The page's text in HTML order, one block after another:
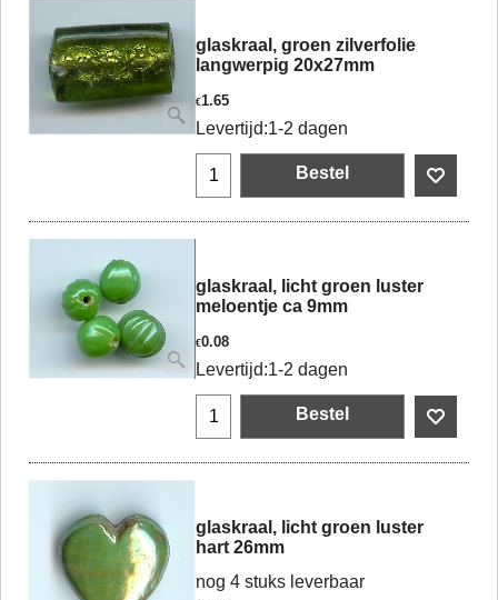
glaskraal, groen zilverfolie
langwerpig 20x27mm
€1.65
Levertijd:1-2 dagen
Bestel
glaskraal, licht groen luster
meloentje ca 9mm
€0.08
Levertijd:1-2 dagen
Bestel
glaskraal, licht groen luster
hart 26mm
nog 4 stuks leverbaar